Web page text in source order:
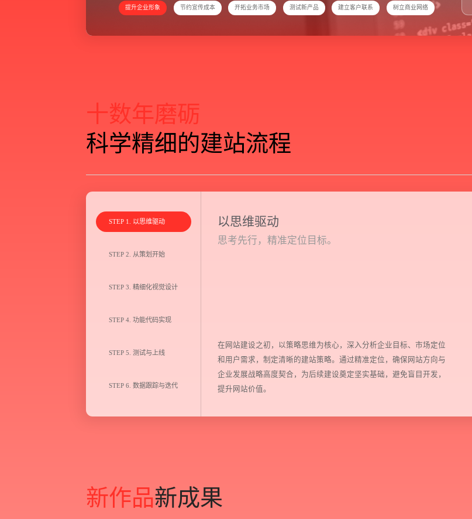
Think.
Develop.
Action.
我们将为您提供量身定制的个性化服务，包括竞
提升企业形象 节约宣传成本 开拓业务市场 测试新产品 建立客户联系 树立商业网络
十数年磨砺
科学精细的建站流程
STEP 1. 以思维驱动
STEP 2. 从策划开始
STEP 3. 精细化视觉设计
STEP 4. 功能代码实现
STEP 5. 测试与上线
STEP 6. 数据跟踪与迭代
以思维驱动
思考先行，精准定位目标。
在网站建设之初，以策略思维为核心，深入分析企业目标、市场定位
和用户需求，制定清晰的建站策略。通过精准定位，确保网站方向与
企业发展战略高度契合，为后续建设奠定坚实基础，避免盲目开发，
提升网站价值。
新作品新成果